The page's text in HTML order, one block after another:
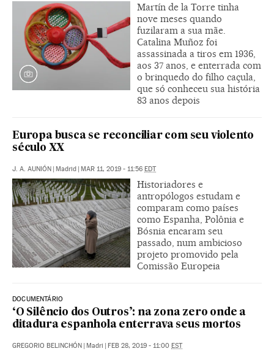
Martín de la Torre tinha
nove meses quando
fuzilaram a sua mãe.
Catalina Muñoz foi
assassinada a tiros em 1936,
aos 37 anos, e enterrada com
o brinquedo do filho caçula,
que só conheceu sua história
83 anos depois
Europa busca se reconciliar com seu violento
século XX
J. A. AUNIÓN | Madrid | MAR 11, 2019 - 11:56 EDT
Historiadores e
antropólogos estudam e
comparam como países
como Espanha, Polônia e
Bósnia encaram seu
passado, num ambicioso
projeto promovido pela
Comissão Europeia
DOCUMENTÁRIO
‘O Silêncio dos Outros’: na zona zero onde a
ditadura espanhola enterrava seus mortos
GREGORIO BELINCHÓN | Madri | FEB 28, 2019 - 11:00 EST